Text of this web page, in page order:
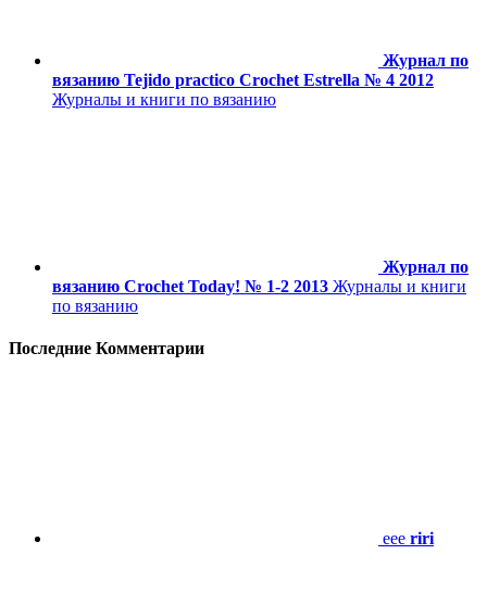
Журнал по
вязанию Tejido practico Crochet Estrella № 4 2012
Журналы и книги по вязанию
Журнал по
вязанию Crochet Today! № 1-2 2013 Журналы и книги
по вязанию
Последние Комментарии
eee riri